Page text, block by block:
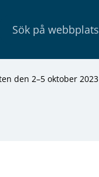
den 2–5 oktober 2023